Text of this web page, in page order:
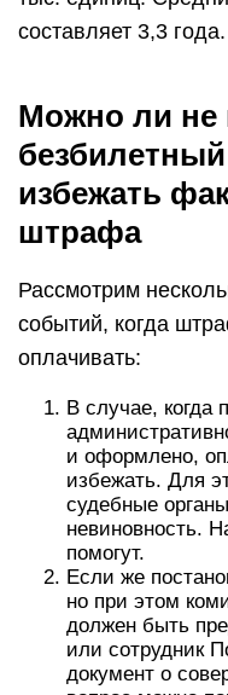
составляет 3,3 года.
Можно ли не
избежать
штрафа
Рассмотрим
событий, когда
оплачивать:
В случае, когда
и оформлено,
избежать. Для
судебные
невиновность.
помогут.
Если же
но при этом
должен быть
или сотрудник
документ о